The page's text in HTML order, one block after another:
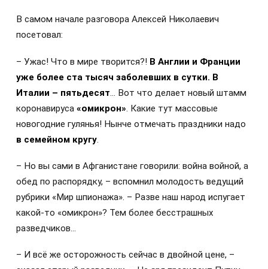
В самом начале разговора Алексей Николаевич
посетовал:
– Ужас! Что в мире творится?! В Англии и Франции
уже более ста тысяч заболевших в сутки. В
Италии – пятьдесят … Вот что делает новый штамм
коронавируса «омикрон» . Какие тут массовые
новогодние гулянья! Нынче отмечать праздники надо
в семейном кругу
– Но вы сами в Афганистане говорили: война войной, а
обед по распорядку, – вспомнил молодость ведущий
рубрики «Мир шпионажа». – Разве наш народ испугает
какой-то «омикрон»? Тем более бесстрашных
разведчиков…
– И всё же осторожность сейчас в двойной цене, –